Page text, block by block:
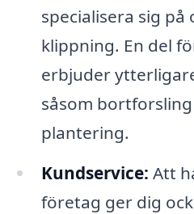
specialisera sig på
klippning. En del
erbjuder
såsom
plantering.
Kundservice: Att
företag ger dig